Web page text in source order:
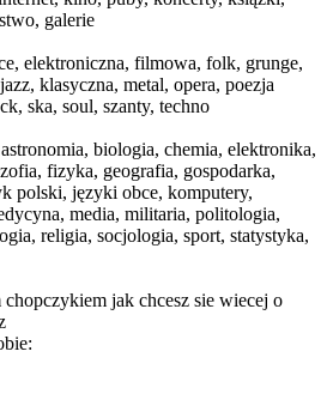
galerie
elektroniczna, filmowa, folk, grunge,
klasyczna, metal, opera, poezja
ska, soul, szanty, techno
biologia, chemia, elektronika,
fizyka, geografia, gospodarka,
polski, języki obce, komputery,
media, militaria, politologia,
religia, socjologia, sport, statystyka,
jak chcesz sie wiecej o